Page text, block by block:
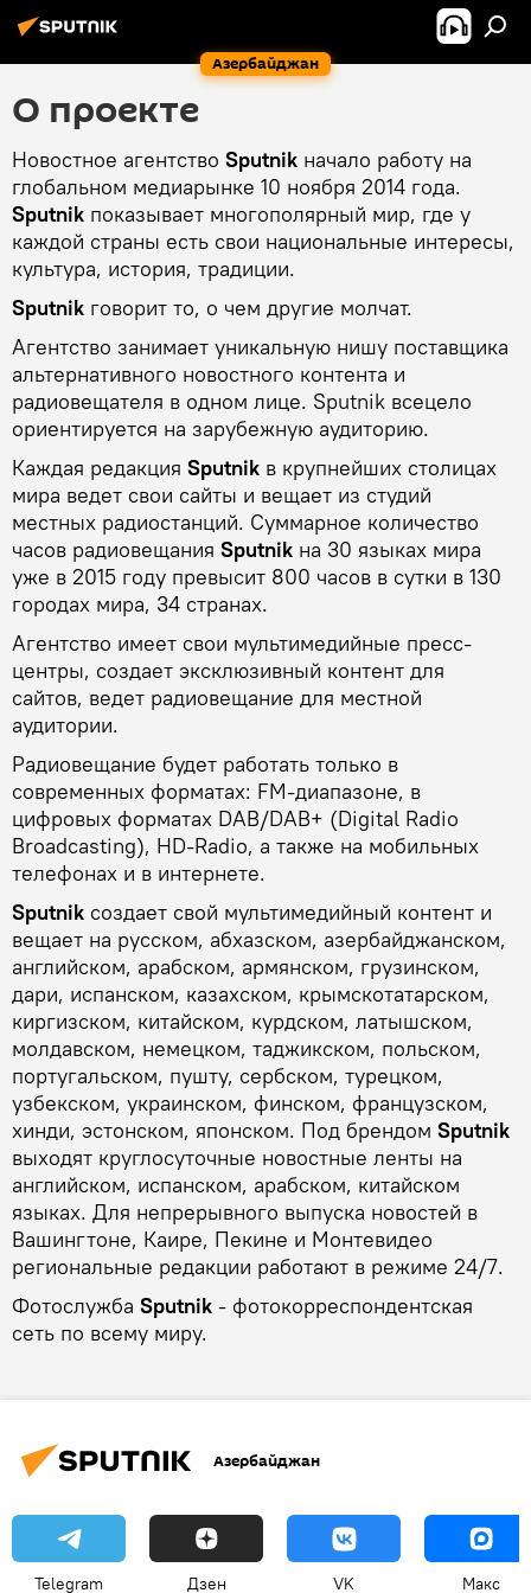
Азербайджан
О проекте
Новостное агентство Sputnik начало работу на
глобальном медиарынке 10 ноября 2014 года.
Sputnik показывает многополярный мир, где у
каждой страны есть свои национальные интересы,
культура, история, традиции.
Sputnik говорит то, о чем другие молчат.
Агентство занимает уникальную нишу поставщика
альтернативного новостного контента и
радиовещателя в одном лице. Sputnik всецело
ориентируется на зарубежную аудиторию.
Каждая редакция Sputnik в крупнейших столицах
мира ведет свои сайты и вещает из студий
местных радиостанций. Суммарное количество
часов радиовещания Sputnik на 30 языках мира
уже в 2015 году превысит 800 часов в сутки в 130
городах мира, 34 странах.
Агентство имеет свои мультимедийные пресс-
центры, создает эксклюзивный контент для
сайтов, ведет радиовещание для местной
аудитории.
Радиовещание будет работать только в
современных форматах: FM-диапазоне, в
цифровых форматах DAB/DAB+ (Digital Radio
Broadcasting), HD-Radio, а также на мобильных
телефонах и в интернете.
Sputnik создает свой мультимедийный контент и
вещает на русском, абхазском, азербайджанском,
английском, арабском, армянском, грузинском,
дари, испанском, казахском, крымскотатарском,
киргизском, китайском, курдском, латышском,
молдавском, немецком, таджикском, польском,
португальском, пушту, сербском, турецком,
узбекском, украинском, финском, французском,
хинди, эстонском, японском. Под брендом Sputnik
выходят круглосуточные новостные ленты на
английском, испанском, арабском, китайском
языках. Для непрерывного выпуска новостей в
Вашингтоне, Каире, Пекине и Монтевидео
региональные редакции работают в режиме 24/7.
Фотослужба Sputnik - фотокорреспондентская
сеть по всему миру.
Азербайджан
Telegram Дзен VK Макс